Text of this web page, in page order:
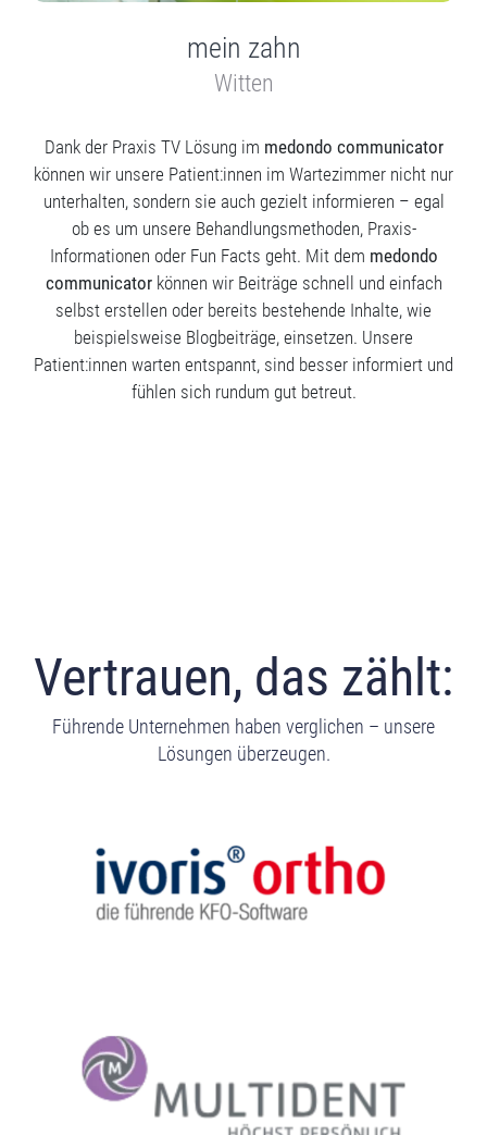
mein zahn
Witten
Dank der Praxis TV Lösung im medondo communicator
können wir unsere Patient:innen im Wartezimmer nicht nur
unterhalten, sondern sie auch gezielt informieren – egal
ob es um unsere Behandlungsmethoden, Praxis-
Informationen oder Fun Facts geht. Mit dem medondo
communicatorkönnen wir Beiträge schnell und einfach
selbst erstellen oder bereits bestehende Inhalte, wie
beispielsweise Blogbeiträge, einsetzen. Unsere
Patient:innen warten entspannt, sind besser informiert und
fühlen sich rundum gut betreut.
Vertrauen, das zählt:
Führende Unternehmen haben verglichen – unsere
Lösungen überzeugen.